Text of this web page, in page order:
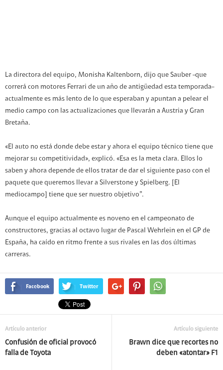
La directora del equipo, Monisha Kaltenborn, dijo que Sauber –que
correrá con motores Ferrari de un año de antigüedad esta temporada–
actualmente es más lento de lo que esperaban y apuntan a pelear el
medio campo con las actualizaciones que llevarán a Austria y Gran
Bretaña.
«El auto no está donde debe estar y ahora el equipo técnico tiene que
mejorar su competitividad», explicó. «Esa es la meta clara. Ellos lo
saben y ahora depende de ellos tratar de dar el siguiente paso con el
paquete que queremos llevar a Silverstone y Spielberg. [El
mediocampo] tiene que ser nuestro objetivo”.
Aunque el equipo actualmente es noveno en el campeonato de
constructores, gracias al octavo lugar de Pascal Wehrlein en el GP de
España, ha caído en ritmo frente a sus rivales en las dos últimas
carreras.
Facebook Twitter
Artículo anterior
Confusión de oficial provocó
falla de Toyota
Artículo siguiente
Brawn dice que recortes no
deben «atontar» F1